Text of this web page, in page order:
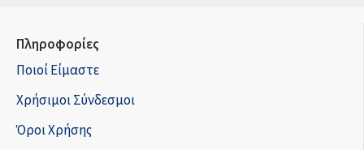
Πληροφορίες
Ποιοί Είμαστε
Χρήσιμοι Σύνδεσμοι
Όροι Χρήσης